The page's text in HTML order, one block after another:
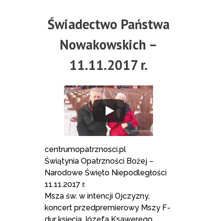
Świadectwo Państwa
Nowakowskich –
11.11.2017 r.
centrumopatrznosci.pl
Świątynia Opatrzności Bożej –
Narodowe Święto Niepodległości
11.11.2017 r.
Msza św. w intencji Ojczyzny,
koncert przedpremierowy Mszy F-